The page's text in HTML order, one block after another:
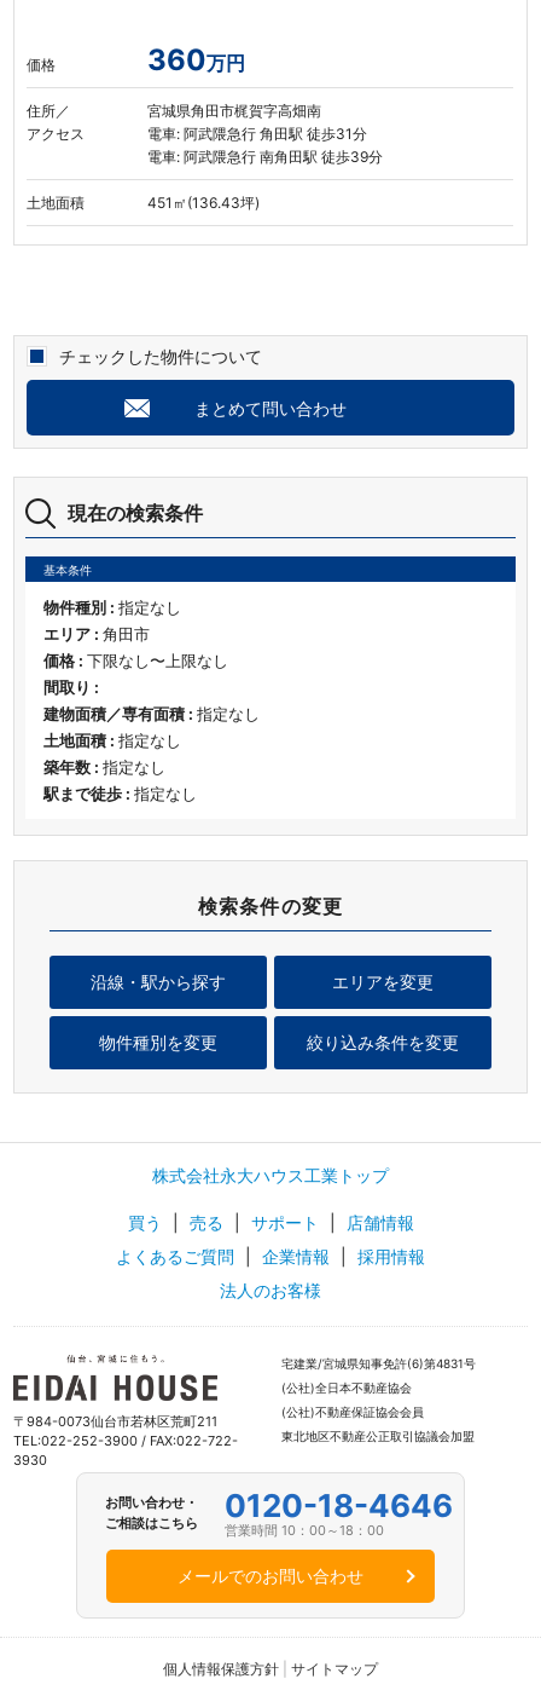
検索条件の変更
エリアを変更
沿線・駅から探す
物件種別を変更 絞り込み条件を変更
現在の検索条件
基本条件
物件種別 : 指定なし
エリア : 角田市
価格 : 下限なし〜上限なし
間取り :
建物面積／専有面積 : 指定なし
土地面積 : 指定なし
築年数 : 指定なし
駅まで徒歩 : 指定なし
価格 360万円
住所／
アクセス
宮城県角田市梶賀字高畑南
電車: 阿武隈急行 角田駅 徒歩31分
電車: 阿武隈急行 南角田駅 徒歩39分
土地面積 451㎡(136.43坪)
チェックした物件について
まとめて問い合わせ
株式会社永大ハウス工業トップ
買う 売る サポート
店舗情報
よくあるご質問
企業情報
採用情報
法人のお客様
〒984-0073仙台市若林区荒町211
TEL:022-252-3900 / FAX:022-722-
3930
宅建業/宮城県知事免許(6)第4831号
(公社)全日本不動産協会
(公社)不動産保証協会会員
東北地区不動産公正取引協議会加盟
お問い合わせ・
ご相談はこちら
0120-18-4646
営業時間 10：00～18：00
メールでのお問い合わせ
個人情報保護方針 サイトマップ